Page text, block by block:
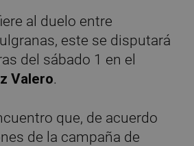
al duelo entre
este se disputará
del sábado 1 en el
Valero.
que, de acuerdo
de la campaña de